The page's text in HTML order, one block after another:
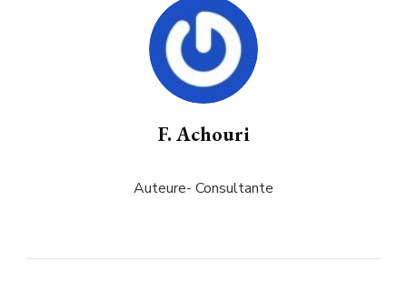
F. Achouri
Auteure- Consultante